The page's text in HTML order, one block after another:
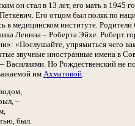
он стал в 13 лет, его мать в
Его отцом был поляк по
в медицинском институте.
Ленина – Роберта Эйхе. Роберт
«Послушайте, упрямиться чего
звучные иностранные имена в
Василиями. Но Рождественский не
им Ахматовой:
–
был.